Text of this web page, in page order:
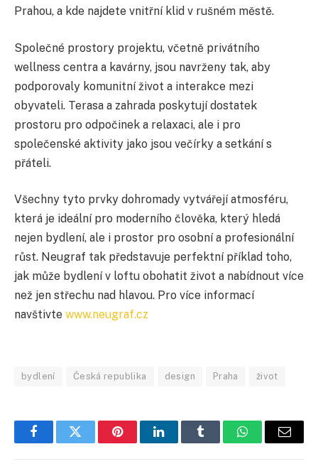
Prahou, a kde najdete vnitřní klid v rušném městě.
Společné prostory projektu, včetně privátního
wellness centra a kavárny, jsou navrženy tak, aby
podporovaly komunitní život a interakce mezi
obyvateli. Terasa a zahrada poskytují dostatek
prostoru pro odpočinek a relaxaci, ale i pro
společenské aktivity jako jsou večírky a setkání s
přáteli.
Všechny tyto prvky dohromady vytvářejí atmosféru,
která je ideální pro moderního člověka, který hledá
nejen bydlení, ale i prostor pro osobní a profesionální
růst. Neugraf tak představuje perfektní příklad toho,
jak může bydlení v loftu obohatit život a nabídnout více
než jen střechu nad hlavou. Pro více informací
navštivte www.neugraf.cz
bydlení Česká republika design Praha život
FacebookTwitter PinterestLinkedInTumblr WhatsApp
E-